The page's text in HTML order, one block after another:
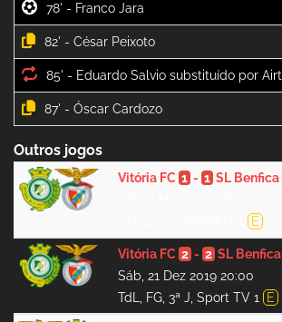
78' -
82' -
85' -
87' -
Outros jogos
Vitória FC 1- 1 SL Benfica
E
Vitória FC 2- 2 SL Benfica
Sáb, 21 Dez 2019 20:00
TdL, FG, 3ª J, Sport TV 1
E